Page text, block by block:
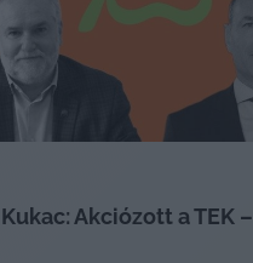
Akciózott a TEK –